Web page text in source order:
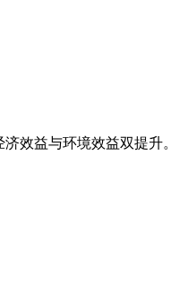
效益与环境效益双提升。